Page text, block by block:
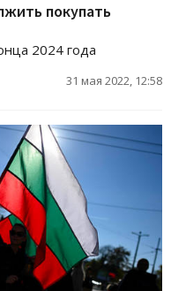
покупать
2024 года
31 мая 2022, 12:58